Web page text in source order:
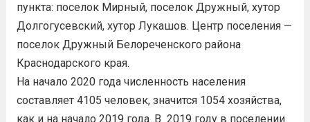
пункта: поселок Мирный, поселок Дружный, хутор
Долгогусевский, хутор Лукашов. Центр поселения —
поселок Дружный Белореченского района
Краснодарского края.
На начало 2020 года численность населения
составляет 4105 человек, значится 1054 хозяйства,
как и на начало 2019 года. В 2019 году в поселении